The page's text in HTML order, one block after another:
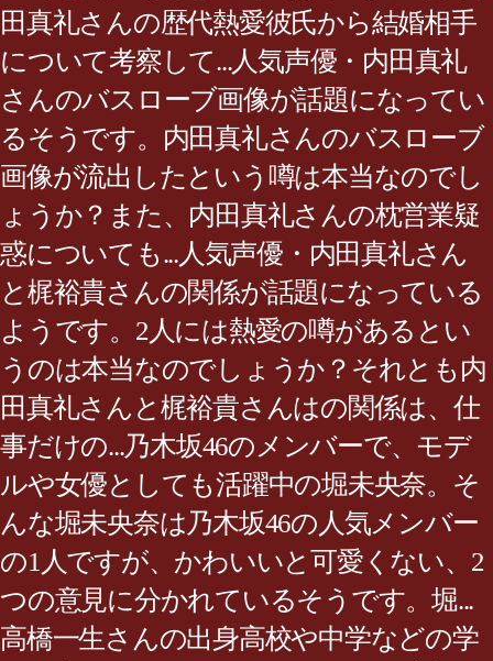
田真礼さんの歴代熱愛彼氏から結婚相手
について考察して...人気声優・内田真礼
さんのバスローブ画像が話題になってい
るそうです。内田真礼さんのバスローブ
画像が流出したという噂は本当なのでし
ょうか？また、内田真礼さんの枕営業疑
惑についても...人気声優・内田真礼さん
と梶裕貴さんの関係が話題になっている
ようです。2人には熱愛の噂があるとい
うのは本当なのでしょうか？それとも内
田真礼さんと梶裕貴さんはの関係は、仕
事だけの...乃木坂46のメンバーで、モデ
ルや女優としても活躍中の堀未央奈。そ
んな堀未央奈は乃木坂46の人気メンバー
の1人ですが、かわいいと可愛くない、2
つの意見に分かれているそうです。堀...
高橋一生さんの出身高校や中学などの学